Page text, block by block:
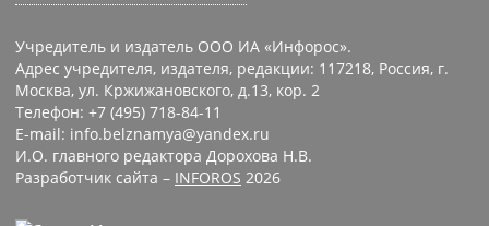
Учредитель и издатель ООО ИА «Инфорос».
Адрес учредителя, издателя, редакции: 117218, Россия, г.
Москва, ул. Кржижановского, д.13, кор. 2
Телефон: +7 (495) 718-84-11
E-mail: info.belznamya@yandex.ru
И.О. главного редактора Дорохова Н.В.
Разработчик сайта – INFOROS 2026